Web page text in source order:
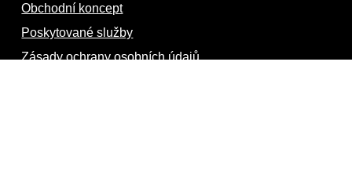
Obchodní koncept
Poskytované služby
Zásady ochrany osobních údajů